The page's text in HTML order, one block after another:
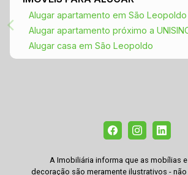
Alugar apartamento em São Leopoldo
Alugar apartamento próximo a
Alugar casa em São Leopoldo
A Imobiliária informa que as mobílias
decoração são meramente ilustrativos -